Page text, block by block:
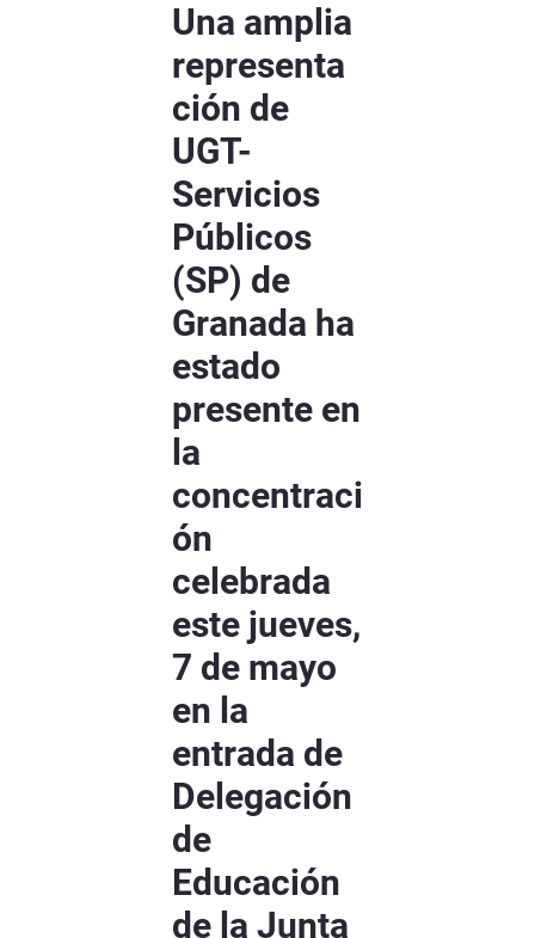
Una amplia
representa
ción de
UGT-
Servicios
Públicos
(SP) de
Granada ha
estado
presente en
la
concentraci
ón
celebrada
este jueves,
7 de mayo
en la
entrada de
Delegación
de
Educación
de la Junta